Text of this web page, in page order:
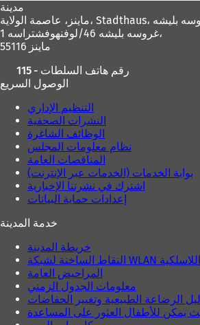
مدينة
ماينز، عاصمة الولاية،
غروسه بليشه 46/لوفنهوفشتراسه 1،
55116 ماينز
115 - رقم هاتف السلطات
الوصول السريع
التنظيم الإداري
النشرات الصحفية
الوظائف الشاغرة
نظام معلومات المجلس
المناقصات العامة
بوابة الخدمات (الخدمات عبر الإنترنت)
اشترك في نشرتنا الإخبارية
إعدادات حماية البيانات
خدمة المدينة
خريطة المدينة
النقاط الساخنة لشبكة WLAN اللاسلكية
المراحيض العامة
معلومات الجدول الزمني
الرضاعة الطبيعية وتغيير الحفاضات
يمكن للأطفال العثور على المساعدة